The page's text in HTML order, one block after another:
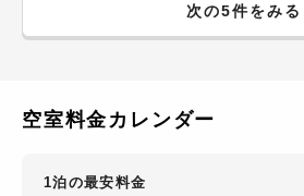
次の5件をみる
空室料金カレンダー
1泊の最安料金